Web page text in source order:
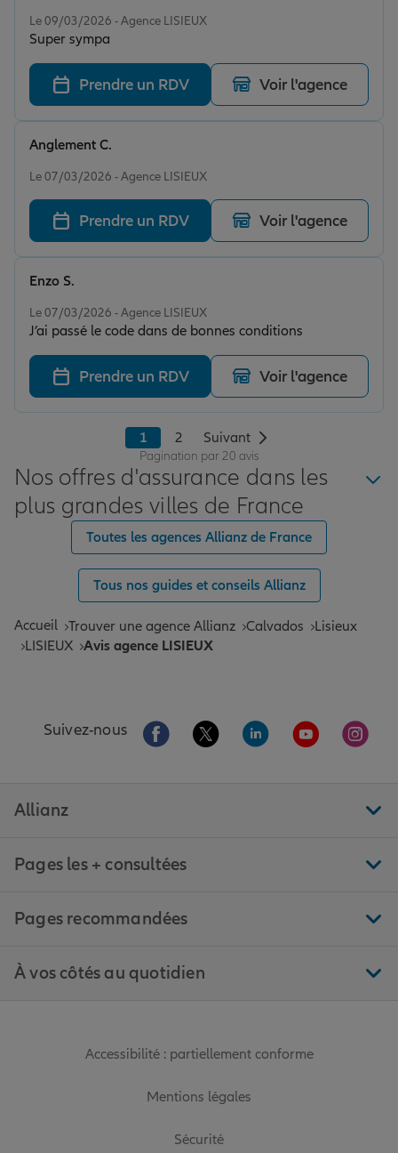
Le 09/03/2026 - Agence LISIEUX
Super sympa
Prendre un RDV Voir l'agence
Le 07/03/2026 - Agence LISIEUX
Anglement C.
Prendre un RDV Voir l'agence
Le 07/03/2026 - Agence LISIEUX
J’ai passé le code dans de bonnes conditions
Enzo S.
Prendre un RDV Voir l'agence
1 2 Suivant
Pagination par 20 avis
Nos offres d'assurance dans les
plus grandes villes de France
Toutes les agences Allianz de France
Tous nos guides et conseils Allianz
Accueil Trouver une agence Allianz Calvados
Lisieux
LISIEUX Avis agence LISIEUX
Suivez-nous Aller sur la page Facebook de Allianz
Aller sur la page Twitter de
Aller sur la page
Aller sur la
Aller
Allianz
Pages les + consultées
Pages recommandées
À vos côtés au quotidien
Accessibilité : partiellement conforme
Mentions légales
Sécurité